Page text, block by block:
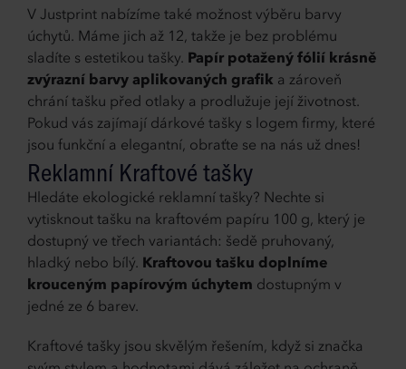
V Justprint nabízíme také možnost výběru barvy
úchytů. Máme jich až 12, takže je bez problému
sladíte s estetikou tašky. Papír potažený fólií krásně
zvýrazní barvy aplikovaných grafik a zároveň
chrání tašku před otlaky a prodlužuje její životnost.
Pokud vás zajímají dárkové tašky s logem firmy, které
jsou funkční a elegantní, obraťte se na nás už dnes!
Reklamní Kraftové tašky
Hledáte ekologické reklamní tašky? Nechte si
vytisknout tašku na kraftovém papíru 100 g, který je
dostupný ve třech variantách: šedě pruhovaný,
hladký nebo bílý. Kraftovou tašku doplníme
krouceným papírovým úchytem dostupným v
jedné ze 6 barev.
Kraftové tašky jsou skvělým řešením, když si značka